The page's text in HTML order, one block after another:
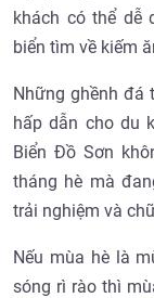
khách có thể dễ
biển tìm về kiếm
Những ghềnh đá
hấp dẫn cho du
Biển Đồ Sơn
tháng hè mà
trải nghiệm và
Nếu mùa hè là
sóng rì rào thì